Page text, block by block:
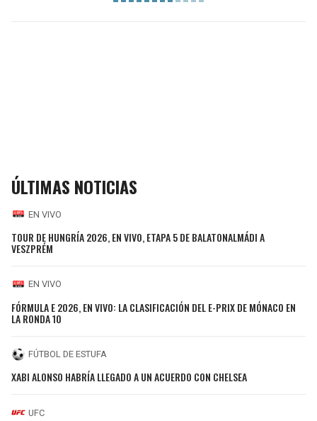
ÚLTIMAS NOTICIAS
EN VIVO
TOUR DE HUNGRÍA 2026, EN VIVO, ETAPA 5 DE BALATONALMÁDI A
VESZPRÉM
EN VIVO
FÓRMULA E 2026, EN VIVO: LA CLASIFICACIÓN DEL E-PRIX DE MÓNACO EN
LA RONDA 10
FÚTBOL DE ESTUFA
XABI ALONSO HABRÍA LLEGADO A UN ACUERDO CON CHELSEA
UFC